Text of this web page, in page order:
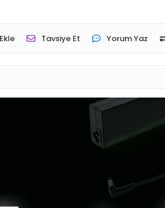
Tavsiye Et Yorum Yaz